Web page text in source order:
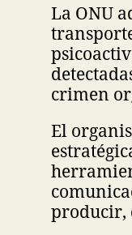
La ONU
crimen
El
producir,